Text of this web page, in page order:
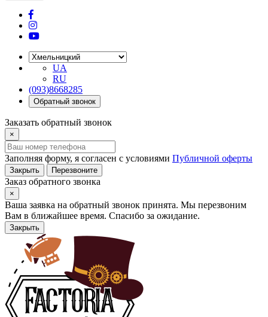
UA
RU
(093)8668285
Обратный звонок
Заказать обратный звонок
×
Заполняя форму, я согласен с условиями Публичной оферты
Закрыть Перезвоните
Заказ обратного звонка
×
Ваша заявка на обратный звонок принята. Мы перезвоним
Вам в ближайшее время. Спасибо за ожидание.
Закрыть